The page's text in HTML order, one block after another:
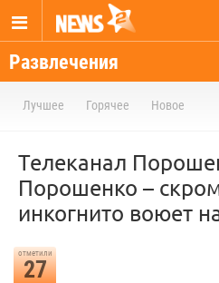
Развлечения
Лучшее Горячее Новое
Телеканал
Порошенко –
инкогнито воюет
отметили
27